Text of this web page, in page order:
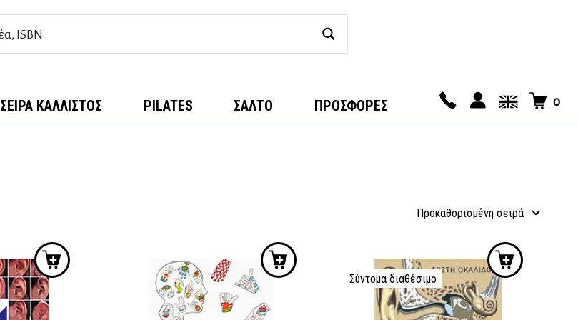
ΣΕΙΡΆ ΚΆΛΛΙΣΤΟΣ PILATES ΣΑΛΤΟ ΠΡΟΣΦΟΡΕΣ 0
Σύντομα διαθέσιμο